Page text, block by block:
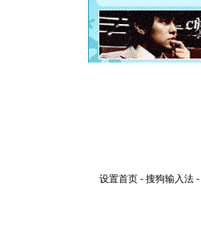
设置首页 - 搜狗输入法 -